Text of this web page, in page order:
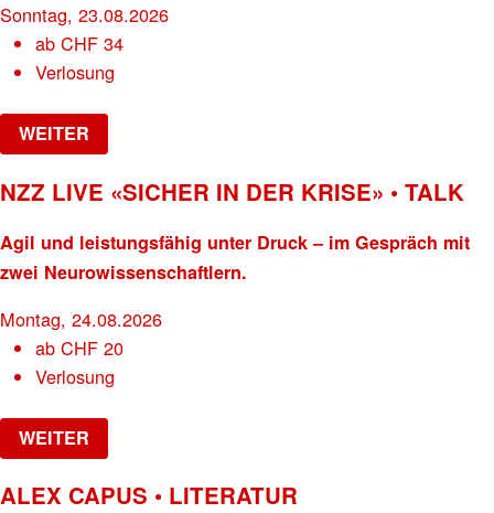
Sonntag, 23.08.2026
abCHF 34
Verlosung
WEITER
NZZ LIVE «SICHER IN DER KRISE» • TALK
Agil und leistungsfähig unter Druck – im Gespräch mit
zwei Neurowissenschaftlern.
Montag, 24.08.2026
abCHF 20
Verlosung
WEITER
ALEX CAPUS • LITERATUR